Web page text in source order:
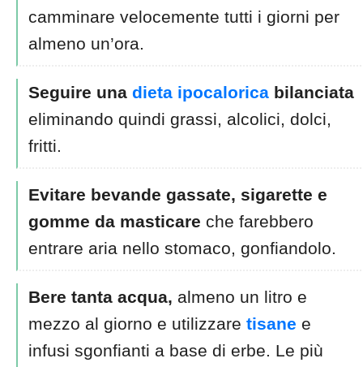
camminare velocemente tutti i giorni per
almeno un’ora.
Seguire una dieta ipocaloricabilanciata
eliminando quindi grassi, alcolici, dolci,
fritti.
Evitare bevande gassate, sigarette e
gomme da masticare che farebbero
entrare aria nello stomaco, gonfiandolo.
Bere tanta acqua, almeno un litro e
mezzo al giorno e utilizzare tisane e
infusi sgonfianti a base di erbe. Le più